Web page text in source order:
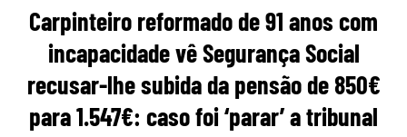
Carpinteiro reformado de 91 anos com
incapacidade vê Segurança Social
recusar-lhe subida da pensão de 850€
para 1.547€: caso foi ‘parar’ a tribunal